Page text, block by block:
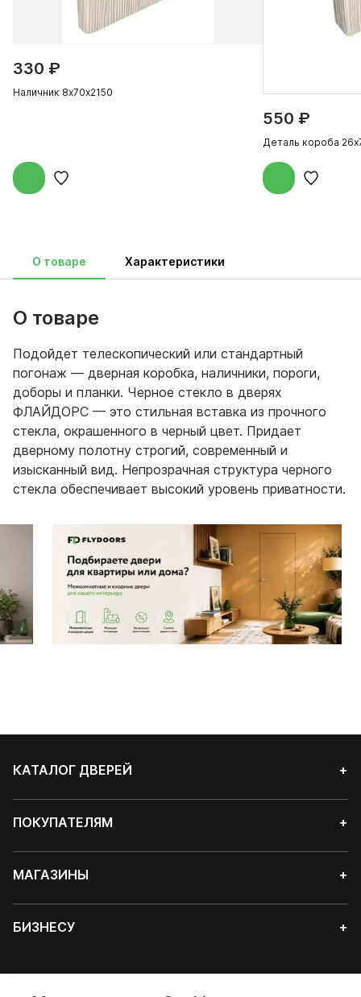
330 ₽
Наличник 8х70х2150
550 ₽
Деталь короба
О товаре Характеристики
О товаре
Подойдет телескопический или стандартный
погонаж — дверная коробка, наличники, пороги,
доборы и планки. Черное стекло в дверях
ФЛАЙДОРС — это стильная вставка из прочного
стекла, окрашенного в черный цвет. Придает
дверному полотну строгий, современный и
изысканный вид. Непрозрачная структура черного
стекла обеспечивает высокий уровень приватности.
КАТАЛОГ ДВЕРЕЙ +
ПОКУПАТЕЛЯМ +
МАГАЗИНЫ +
БИЗНЕСУ +